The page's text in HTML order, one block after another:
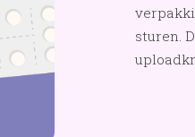
sturen.